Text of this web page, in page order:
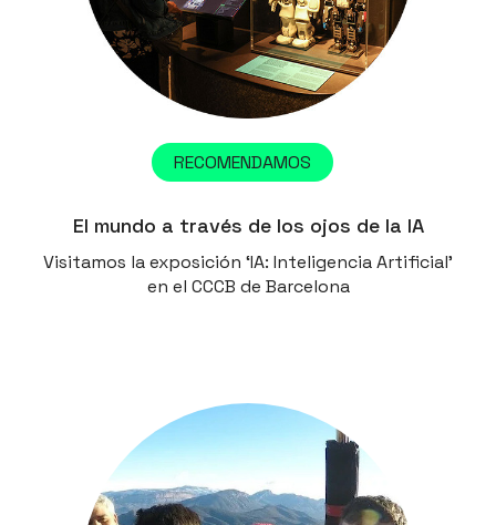
RECOMENDAMOS
El mundo a través de los ojos de la IA
Visitamos la exposición ‘IA: Inteligencia Artificial’
en el CCCB de Barcelona